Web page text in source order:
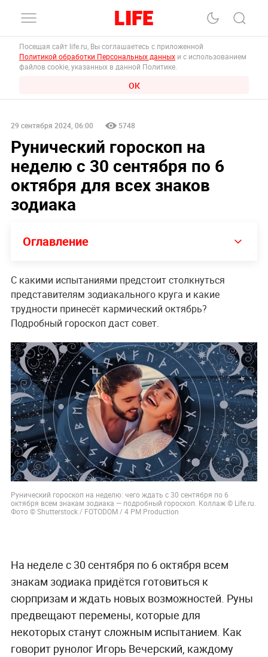
Посещая сайт life.ru, Вы соглашаетесь с приложенной
Политикой обработки Персональных данных и с использованием
файлов cookie, указанных в данной Политике.
ОК
29 сентября 2024, 06:00 5748
Рунический гороскоп на
неделю с 30 сентября по 6
октября для всех знаков
зодиака
Оглавление
С какими испытаниями предстоит столкнуться
представителям зодиакального круга и какие
трудности принесёт кармический октябрь?
Подробный гороскоп даст совет.
Рунический гороскоп на неделю: чего ждать с 30 сентября по 6
октября всем знакам зодиака — подробный гороскоп. Коллаж © Life.ru.
Фото © Shutterstock / FOTODOM / 4 PM Production
На неделе с 30 сентября по 6 октября всем
знакам зодиака придётся готовиться к
сюрпризам и ждать новых возможностей. Руны
предвещают перемены, которые для
некоторых станут сложным испытанием. Как
говорит рунолог Игорь Вечерский, каждому